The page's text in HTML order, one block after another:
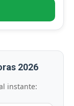
2026
instante: